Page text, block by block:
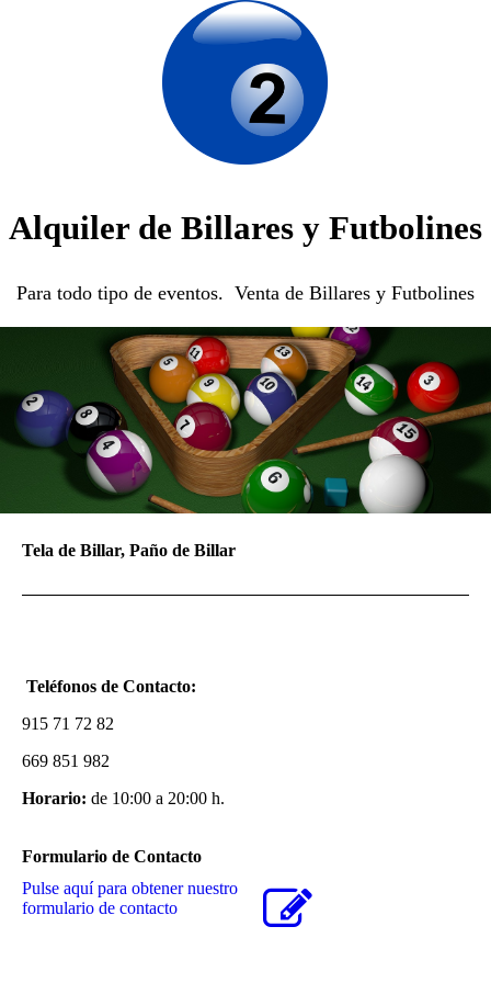
Alquiler de Billares y Futbolines
Para todo tipo de eventos. Venta de Billares y Futbolines
Tela de Billar, Paño de Billar
Teléfonos de Contacto:
915 71 72 82
669 851 982
Horario: de 10:00 a 20:00 h.
Formulario de Contacto
Pulse aquí para obtener nuestro
formulario de contacto